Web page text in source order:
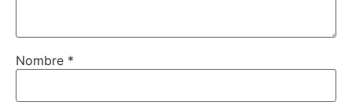
Nombre *